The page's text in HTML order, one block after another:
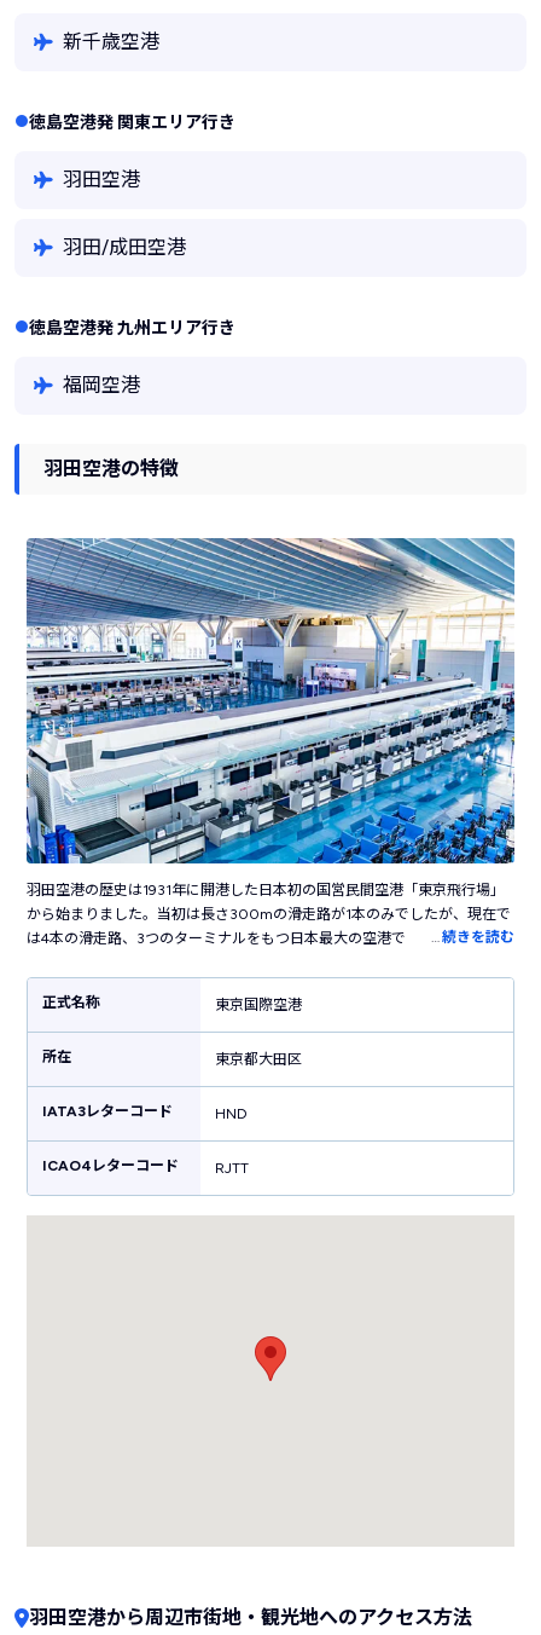
新千歳空港
徳島空港発 関東エリア行き
羽田空港
羽田/成田空港
徳島空港発 九州エリア行き
福岡空港
羽田空港の特徴
羽田空港の歴史は1931年に開港した日本初の国営民間空港「東京飛行場」
から始まりました。当初は長さ300mの滑走路が1本のみでしたが、現在で
は4本の滑走路、3つのターミナルをもつ日本最大の空港です。国内の主要
として活躍しています。ターミナル内には売店やレストラン・カフェなど
100を超えるお店が立ち並び、飛行機の利用客以外も楽しめます。江戸の
街並みを再現した「江戸小路」や江戸時代の橋を半分のサイズで復元した
「はねだ日本橋」など、日本らしい風情を感じる施設も見どころです。横
浜駅まで電車で30分、東京駅まで約50分というアクセスの良さも魅力で
す。
続きを読む
正式名称 東京国際空港
所在 東京都大田区
IATA3レターコード HND
ICAO4レターコード RJTT
羽田空港から周辺市街地・観光地へのアクセス方法